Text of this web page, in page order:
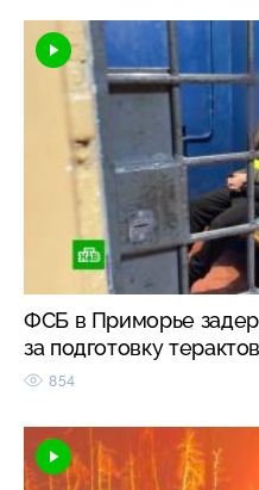
ФСБ в Приморье
за подготовку
854